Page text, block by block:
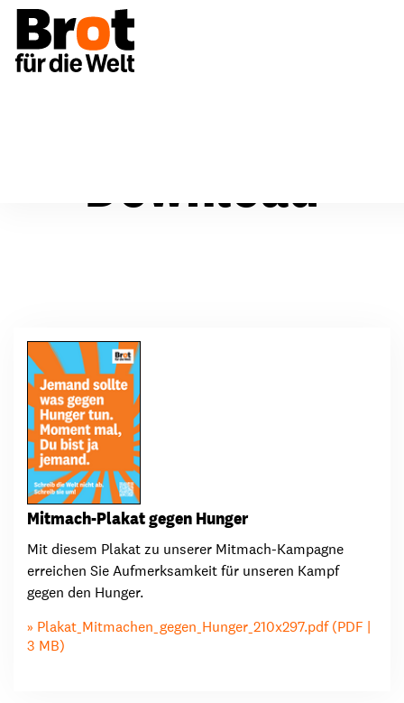
Download
Mitmach-Plakat gegen Hunger
Mit diesem Plakat zu unserer Mitmach-Kampagne
erreichen Sie Aufmerksamkeit für unseren Kampf
gegen den Hunger.
Plakat_Mitmachen_gegen_Hunger_210x297.pdf (PDF |
3 MB)